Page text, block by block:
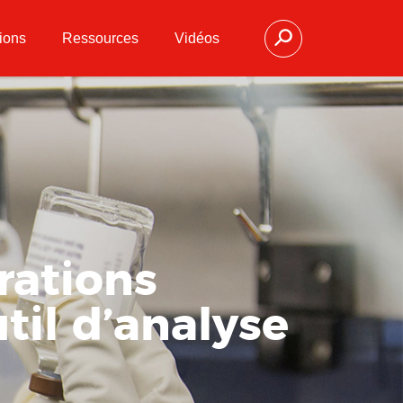
Ressources Vidéos
d’analyse